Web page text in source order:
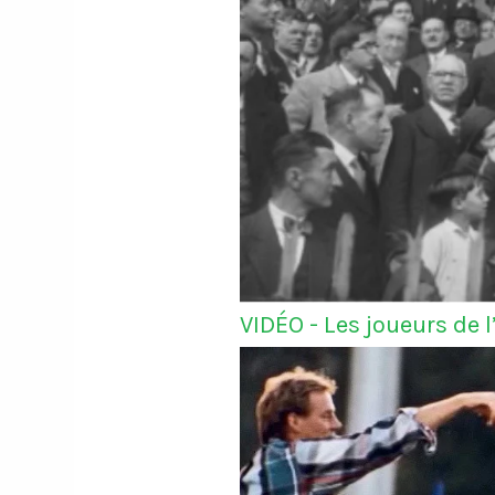
VIDÉO - Les joueurs